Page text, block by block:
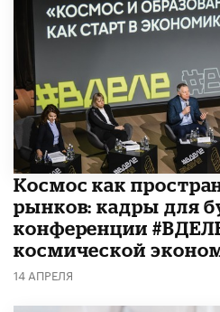
Космос как
рынков: кадры для
конференции
космической
14 АПРЕЛЯ